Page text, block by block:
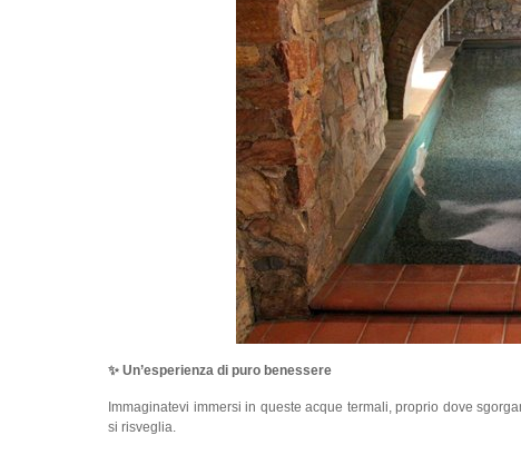
✨ Un’esperienza di puro benessere
Immaginatevi immersi in queste acque termali, proprio dove
si risveglia.